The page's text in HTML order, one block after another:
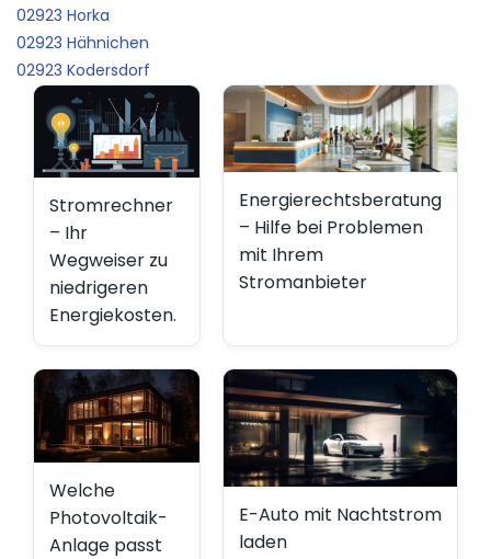
02923 Horka
02923 Hähnichen
02923 Kodersdorf
Stromrechner
– Ihr
Wegweiser zu
niedrigeren
Energiekosten.
Energierechtsberatung
– Hilfe bei Problemen
mit Ihrem
Stromanbieter
Welche
Photovoltaik-
Anlage passt
E-Auto mit Nachtstrom
laden